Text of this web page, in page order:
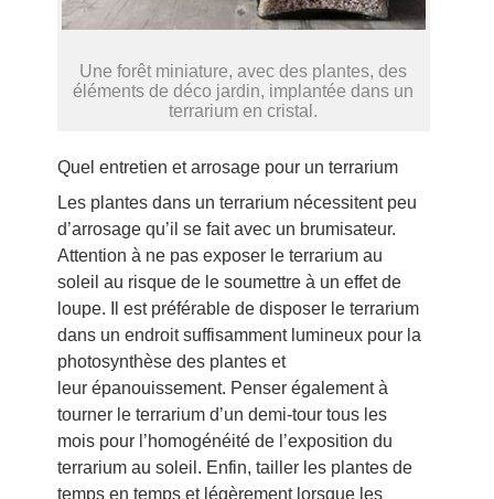
Une forêt miniature, avec des plantes, des
éléments de déco jardin, implantée dans un
terrarium en cristal.
Quel entretien et arrosage pour un terrarium
Les plantes dans un terrarium nécessitent peu
d’arrosage qu’il se fait avec un brumisateur.
Attention à ne pas exposer le terrarium au
soleil au risque de le soumettre à un effet de
loupe. Il est préférable de disposer le terrarium
dans un endroit suffisamment lumineux pour la
photosynthèse des plantes et
leur épanouissement. Penser également à
tourner le terrarium d’un demi-tour tous les
mois pour l’homogénéité de l’exposition du
terrarium au soleil. Enfin, tailler les plantes de
temps en temps et légèrement lorsque les